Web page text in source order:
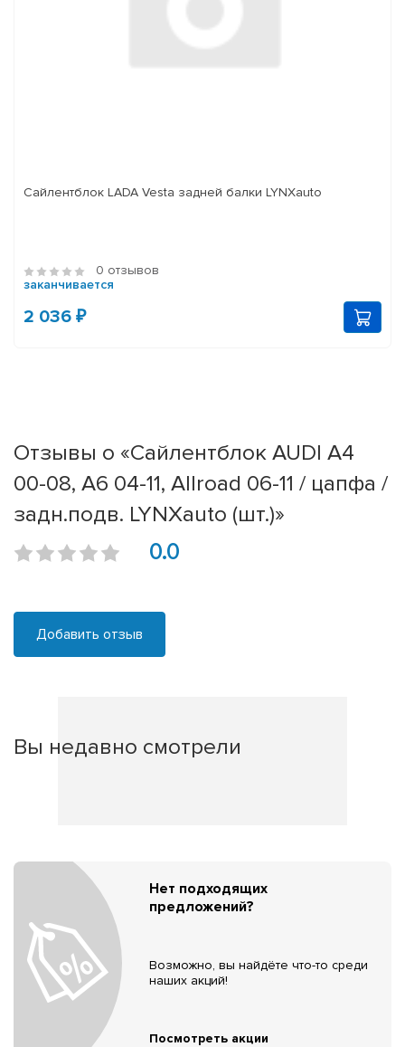
Сайлентблок LADA Vesta задней балки LYNXauto
0 отзывов
заканчивается
2 036 ₽
Отзывы о «Сайлентблок AUDI A4
00-08, A6 04-11, Allroad 06-11 / цапфа /
задн.подв. LYNXauto (шт.)»
0.0
Добавить отзыв
Вы недавно смотрели
Нет подходящих
предложений?
Возможно, вы найдёте что-то среди
наших акций!
Посмотреть акции